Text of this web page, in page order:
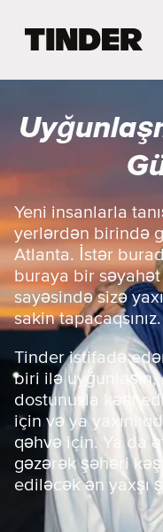
r
o
e
Yeni insanlarla
yerlərdən birində
Atlanta. İstər
buraya bir səyahət
sayəsində sizə
sakin tapacaqsınız.
Tinder istifadə
biri ilə uyğunlaşın,
dostunuzla kəşf
için və ya
qəhvə için. Ya da
gəzərək şəhəri
ediləcək ən yaxşı